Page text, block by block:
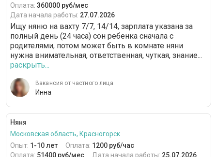
Оплата: 360000 руб/мес
Дата начала работы: 27.07.2026
Ищу няню на вахту 7/7, 14/14, зарплата указана за
полный день (24 часа) сон ребенка сначала с
родителями, потом может быть в комнате няни
нужна внимательная, ответственная, чуткая, знание...
раскрыть...
Вакансия от частного лица
Инна
Няня
Московская область, Красногорск
Опыт: 1-10 лет Оплата: 1200 руб/час
Оплата: 51400 руб/мес Дата начала работы: 25.07.2026